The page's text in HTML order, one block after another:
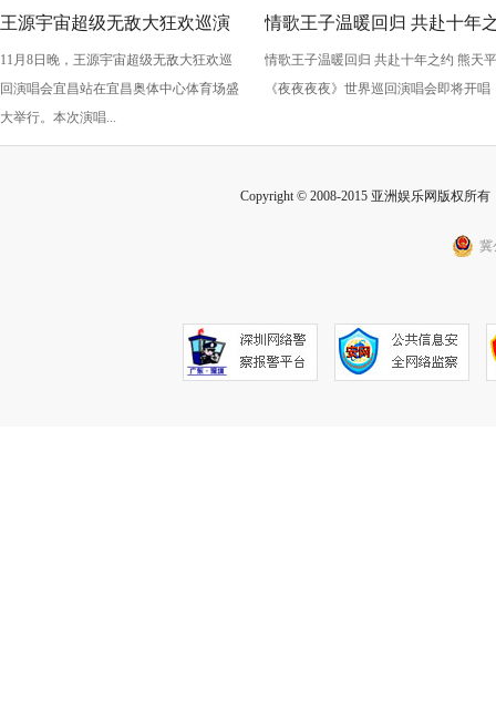
王源宇宙超级无敌大狂欢巡演
生日开唱 绚烂烟花闪耀宜昌
11月8日晚，王源宇宙超级无敌大狂欢巡
回演唱会宜昌站在宜昌奥体中心体育场盛
大举行。本次演唱...
情歌王子温暖回归 共赴十年
约 熊天平《夜夜夜夜》世界
情歌王子温暖回归 共赴十年之约 熊天平
《夜夜夜夜》世界巡回演唱会即将开唱
Copyright © 2008-2015 亚洲娱乐网版权所
冀